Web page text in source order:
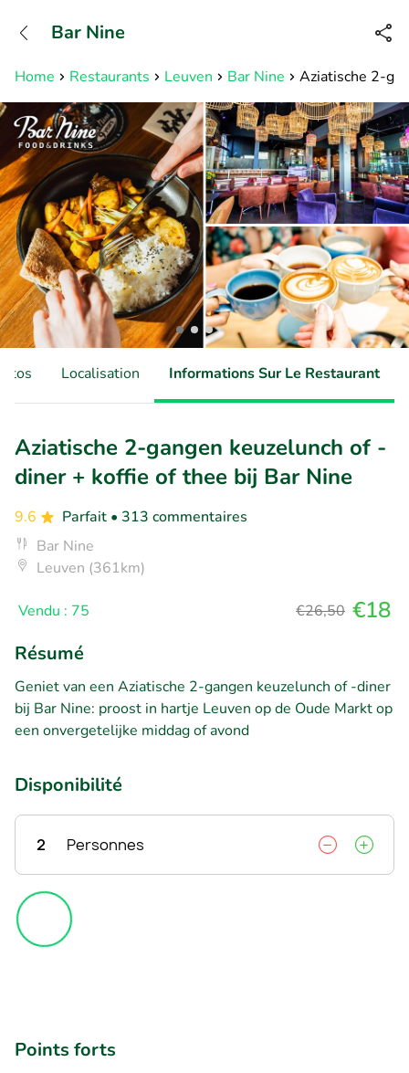
Disponible jusqu'à 23:00 heures
Home Restaurants Leuven Bar Nine Aziatische 2-
Bar Nine
Localisation Informations Sur Le Restaurant
Aziatische 2-gangen keuzelunch of -
diner + koffie of thee bij Bar Nine
9.6 Parfait • 313 commentaires
Bar Nine
Leuven (361km)
Vendu : 75 €26,50 €18
Résumé
Geniet van een Aziatische 2-gangen keuzelunch of -diner
bij Bar Nine: proost in hartje Leuven op de Oude Markt op
een onvergetelijke middag of avond
Disponibilité
2 Personnes
Points forts